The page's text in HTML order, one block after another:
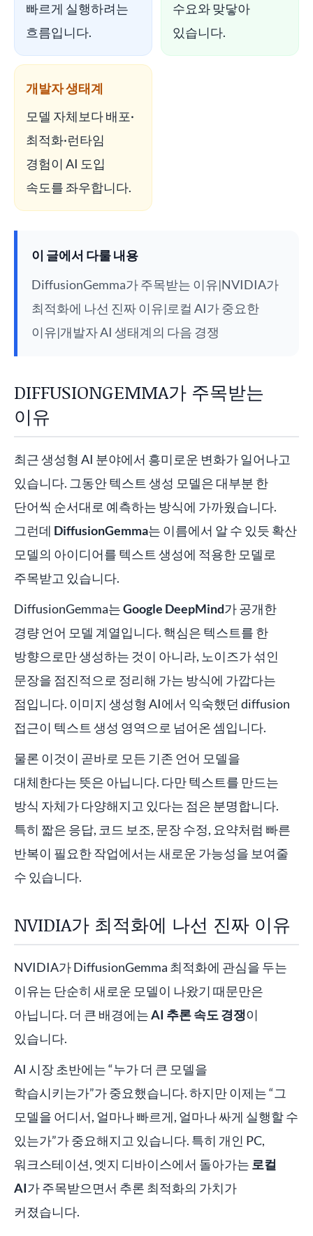
빠르게 실행하려는
흐름입니다.
수요와 맞닿아
있습니다.
개발자 생태계
모델 자체보다 배포·
최적화·런타임
경험이 AI 도입
속도를 좌우합니다.
이 글에서 다룰 내용
DiffusionGemma가 주목받는 이유|NVIDIA가
최적화에 나선 진짜 이유|로컬 AI가 중요한
이유|개발자 AI 생태계의 다음 경쟁
DIFFUSIONGEMMA가 주목받는
이유
최근 생성형 AI 분야에서 흥미로운 변화가 일어나고
있습니다. 그동안 텍스트 생성 모델은 대부분 한
단어씩 순서대로 예측하는 방식에 가까웠습니다.
그런데 DiffusionGemma는 이름에서 알 수 있듯 확산
모델의 아이디어를 텍스트 생성에 적용한 모델로
주목받고 있습니다.
DiffusionGemma는Google DeepMind가 공개한
경량 언어 모델 계열입니다. 핵심은 텍스트를 한
방향으로만 생성하는 것이 아니라, 노이즈가 섞인
문장을 점진적으로 정리해 가는 방식에 가깝다는
점입니다. 이미지 생성형 AI에서 익숙했던 diffusion
접근이 텍스트 생성 영역으로 넘어온 셈입니다.
물론 이것이 곧바로 모든 기존 언어 모델을
대체한다는 뜻은 아닙니다. 다만 텍스트를 만드는
방식 자체가 다양해지고 있다는 점은 분명합니다.
특히 짧은 응답, 코드 보조, 문장 수정, 요약처럼 빠른
반복이 필요한 작업에서는 새로운 가능성을 보여줄
수 있습니다.
NVIDIA가 최적화에 나선 진짜 이유
NVIDIA가 DiffusionGemma 최적화에 관심을 두는
이유는 단순히 새로운 모델이 나왔기 때문만은
아닙니다. 더 큰 배경에는AI 추론 속도 경쟁이
있습니다.
AI 시장 초반에는 “누가 더 큰 모델을
학습시키는가”가 중요했습니다. 하지만 이제는 “그
모델을 어디서, 얼마나 빠르게, 얼마나 싸게 실행할 수
있는가”가 중요해지고 있습니다. 특히 개인 PC,
워크스테이션, 엣지 디바이스에서 돌아가는 로컬
AI가 주목받으면서 추론 최적화의 가치가
커졌습니다.